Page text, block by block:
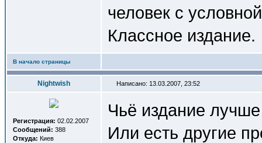
человек с
Классное издание.
В начало страницы
Nightwish Написано: 13.03.2007, 23:52
Регистрация: 02.02.2007
Сообщений: 388
Откуда: Киев
Чьё издание
Или есть другие